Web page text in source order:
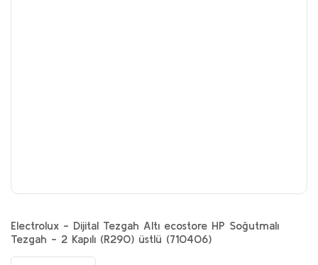
Electrolux - Dijital Tezgah Altı ecostore HP Soğutmalı
Tezgah - 2 Kapılı (R290) üstlü (710406)